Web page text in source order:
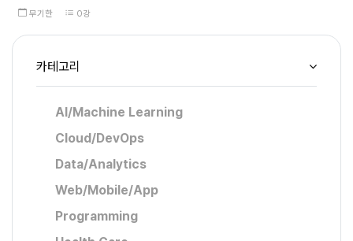
무기한 0강
카테고리
AI/Machine Learning
Cloud/DevOps
Data/Analytics
Web/Mobile/App
Programming